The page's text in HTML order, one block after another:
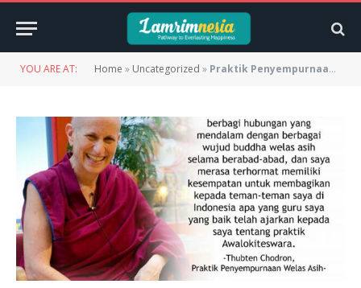
YOU ARE AT: Home » Uncategorized » Praktik Penyempurnaan Welas Asih